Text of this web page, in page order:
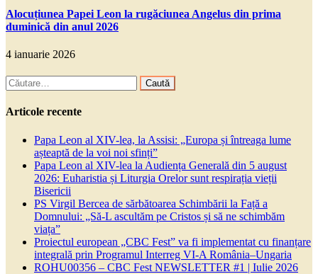
Alocuțiunea Papei Leon la rugăciunea Angelus din prima
duminică din anul 2026
4 ianuarie 2026
Caută
după:
Articole recente
Papa Leon al XIV-lea, la Assisi: „Europa și întreaga lume
așteaptă de la voi noi sfinți”
Papa Leon al XIV-lea la Audiența Generală din 5 august
2026: Euharistia și Liturgia Orelor sunt respirația vieții
Bisericii
PS Virgil Bercea de sărbătoarea Schimbării la Față a
Domnului: „Să-L ascultăm pe Cristos și să ne schimbăm
viața”
Proiectul european „CBC Fest” va fi implementat cu finanțare
integrală prin Programul Interreg VI-A România–Ungaria
ROHU00356 – CBC Fest NEWSLETTER #1 | Iulie 2026